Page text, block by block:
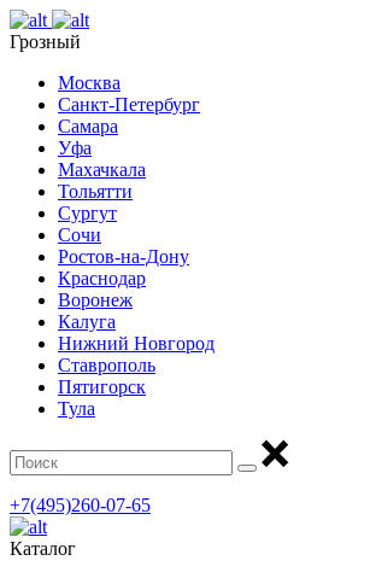
Грозный
Москва
Санкт-Петербург
Самара
Уфа
Махачкала
Тольятти
Сургут
Сочи
Ростов-на-Дону
Краснодар
Воронеж
Калуга
Нижний Новгород
Ставрополь
Пятигорск
Тула
+7(495)260-07-65
Каталог